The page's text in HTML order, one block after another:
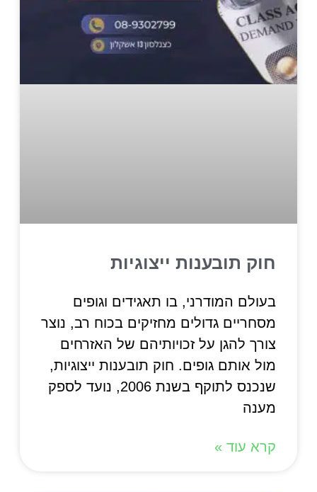
חוק תובענות ייצוגיות
בעולם המודרני, בו תאגידים וגופים
מסחריים גדולים מחזיקים בכוח רב, נוצר
צורך להגן על זכויותיהם של האזרחים
מול אותם גופים. חוק תובענות ייצוגיות,
שנכנס לתוקף בשנת 2006, נועד לספק
מענה
קרא עוד »